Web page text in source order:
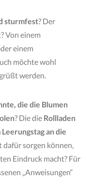
sturmfest? Der
Von einem
einem
möchte wohl
werden.
die die Blumen
? Die die Rollladen
an die
dafür sorgen können,
Eindruck macht? Für
„Anweisungen“